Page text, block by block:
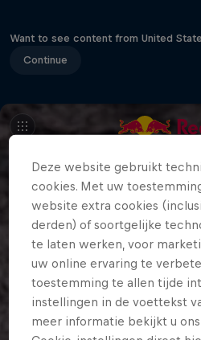
Want to see content from United
Continue
Deze website gebruikt
cookies. Met uw
website extra cookies
derden) of soortgelijke
te laten werken, voor
uw online ervaring te
toestemming te allen tijde
instellingen in de voettekst
meer informatie bekijkt u ons